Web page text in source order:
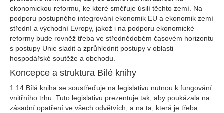
ekonomickou reformu, ke které směřuje úsilí těchto zemí. Na
podporu postupného integrování ekonomik EU a ekonomik zemí
střední a východní Evropy, jakož i na podporu ekonomické
reformy bude rovněž třeba ve střednědobém časovém horizontu
s postupy Unie sladit a zprůhlednit postupy v oblasti
hospodářské soutěže a obchodu.
Koncepce a struktura Bílé knihy
1.14 Bílá kniha se soustřeďuje na legislativu nutnou k fungování
vnitřního trhu. Tuto legislativu prezentuje tak, aby poukázala na
zásadní opatření ve všech odvětvích, a na ta, která je třeba